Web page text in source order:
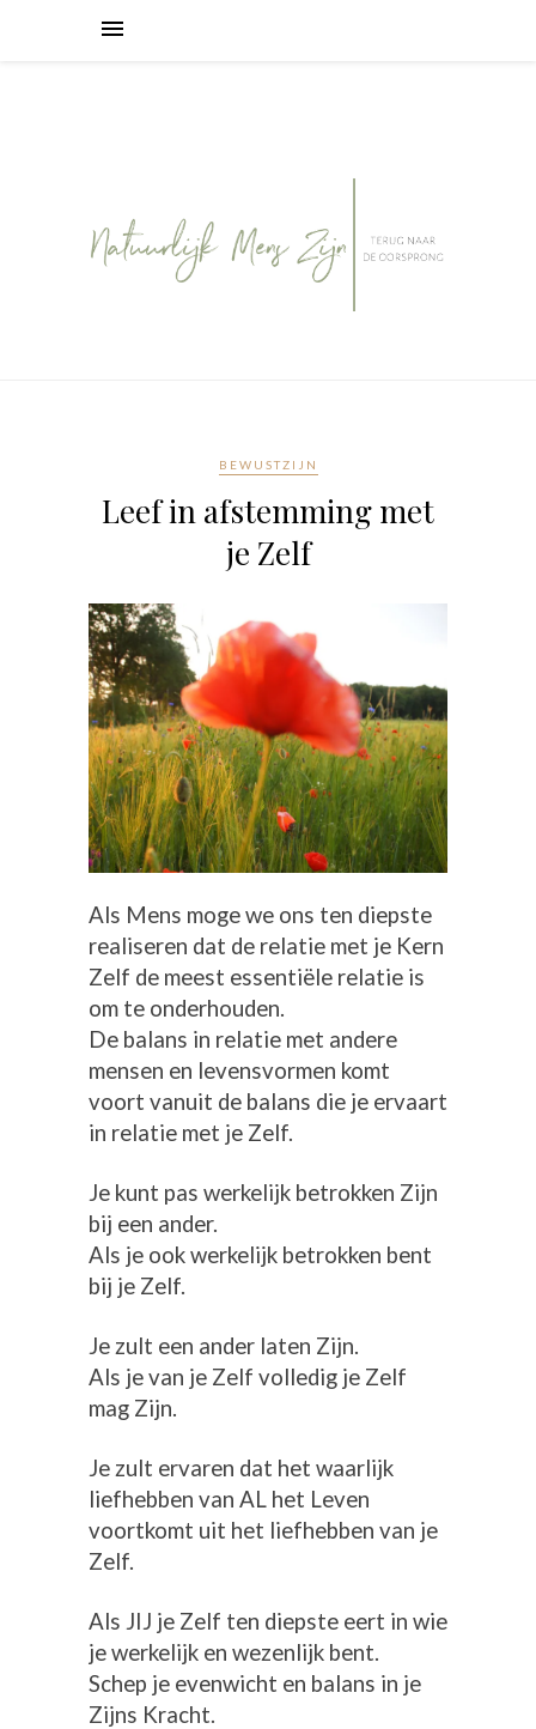
BEWUSTZIJN
Leef in afstemming met
je Zelf
Als Mens moge we ons ten diepste
realiseren dat de relatie met je Kern
Zelf de meest essentiële relatie is
om te onderhouden.
De balans in relatie met andere
mensen en levensvormen komt
voort vanuit de balans die je ervaart
in relatie met je Zelf.
Je kunt pas werkelijk betrokken Zijn
bij een ander.
Als je ook werkelijk betrokken bent
bij je Zelf.
Je zult een ander laten Zijn.
Als je van je Zelf volledig je Zelf
mag Zijn.
Je zult ervaren dat het waarlijk
liefhebben van AL het Leven
voortkomt uit het liefhebben van je
Zelf.
Als JIJ je Zelf ten diepste eert in wie
je werkelijk en wezenlijk bent.
Schep je evenwicht en balans in je
Zijns Kracht.